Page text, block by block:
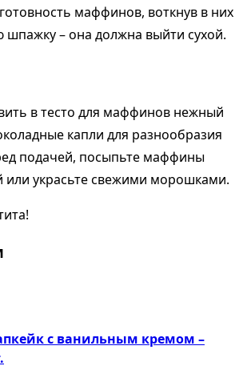
маффинов, воткнув в них
шпажку – она должна выйти сухой.
в тесто для маффинов нежный
капли для разнообразия
подачей, посыпьте маффины
или украсьте свежими морошками.
с ванильным кремом –